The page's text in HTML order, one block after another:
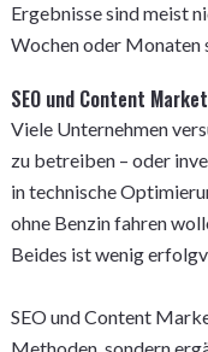
Ergebnisse sind meist
Wochen oder Monaten
SEO und Content
Viele Unternehmen
zu betreiben – oder
in technische
ohne Benzin fahren
Beides ist wenig
SEO und Content